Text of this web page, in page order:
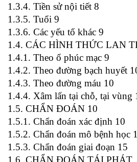
1.3.4. Tiền sử nội tiết 8
1.3.5. Tuổi 9
1.3.6. Các yếu tố khác 9
1.4. CÁC HÌNH THỨC LAN
1.4.1. Theo ổ phúc mạc 9
1.4.2. Theo đường bạch huyết
1.4.3. Theo đường máu 10
1.4.4. Xâm lấn tại chỗ, tại vùng
1.5. CHẨN ĐOÁN 10
1.5.1. Chẩn đoán xác định 10
1.5.2. Chẩn đoán mô bệnh học
1.5.3. Chẩn đoán giai đoạn 15
1.6. CHẨN ĐOÁN TÁI PHÁT,